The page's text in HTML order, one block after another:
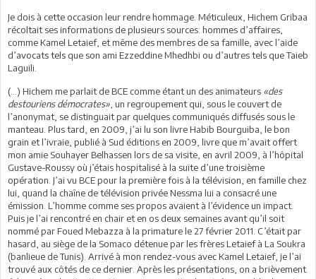
Je dois à cette occasion leur rendre hommage. Méticuleux, Hichem Gribaa
récoltait ses informations de plusieurs sources: hommes d’affaires,
comme Kamel Letaief, et même des membres de sa famille, avec l’aide
d’avocats tels que son ami Ezzeddine Mhedhbi ou d’autres tels que Taieb
Laguili.
(…) Hichem me parlait de BCE comme étant un des animateurs «des
destouriens démocrates» , un regroupement qui, sous le couvert de
l’anonymat, se distinguait par quelques communiqués diffusés sous le
manteau. Plus tard, en 2009, j’ai lu son livre Habib Bourguiba, le bon
grain et l’ivraie, publié à Sud éditions en 2009, livre que m’avait offert
mon amie Souhayer Belhassen lors de sa visite, en avril 2009, à l’hôpital
Gustave-Roussy où j’étais hospitalisé à la suite d’une troisième
opération. J’ai vu BCE pour la première fois à la télévision, en famille chez
lui, quand la chaîne de télévision privée Nessma lui a consacré une
émission. L’homme comme ses propos avaient à l’évidence un impact.
Puis je l’ai rencontré en chair et en os deux semaines avant qu’il soit
nommé par Foued Mebazza à la primature le 27 février 2011. C’était par
hasard, au siège de la Somaco détenue par les frères Letaief à La Soukra
(banlieue de Tunis). Arrivé à mon rendez-vous avec Kamel Letaief, je l’ai
trouvé aux côtés de ce dernier. Après les présentations, on a brièvement